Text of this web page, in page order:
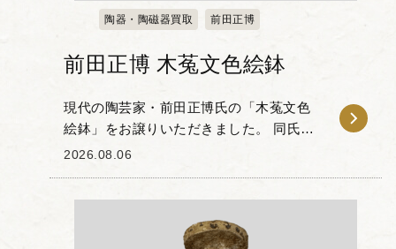
陶器・陶磁器買取 前田正博
前田正博 木菟文色絵鉢
現代の陶芸家・前田正博氏の「木菟文色
絵鉢」をお譲りいただきました。 同氏
は、色絵とグラフィカルな現代的意匠を
2026.08.06